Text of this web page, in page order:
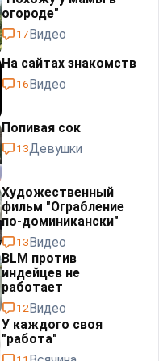
огороде"
17Видео
На сайтах знакомств
16Видео
Попивая сок
13Девушки
Художественный
фильм "Ограбление
по-доминикански"
13Видео
BLM против
индейцев не
работает
12Видео
У каждого своя
"работа"⁠⁠